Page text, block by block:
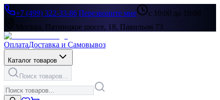
+7 (499) 322-33-86|Перезвоните мне
с 10:00 до 19:00
Москва, Пятницкое шоссе, 18, Павильон 73
ОплатаДоставка и Самовывоз
Каталог товаров
Поиск товаров...